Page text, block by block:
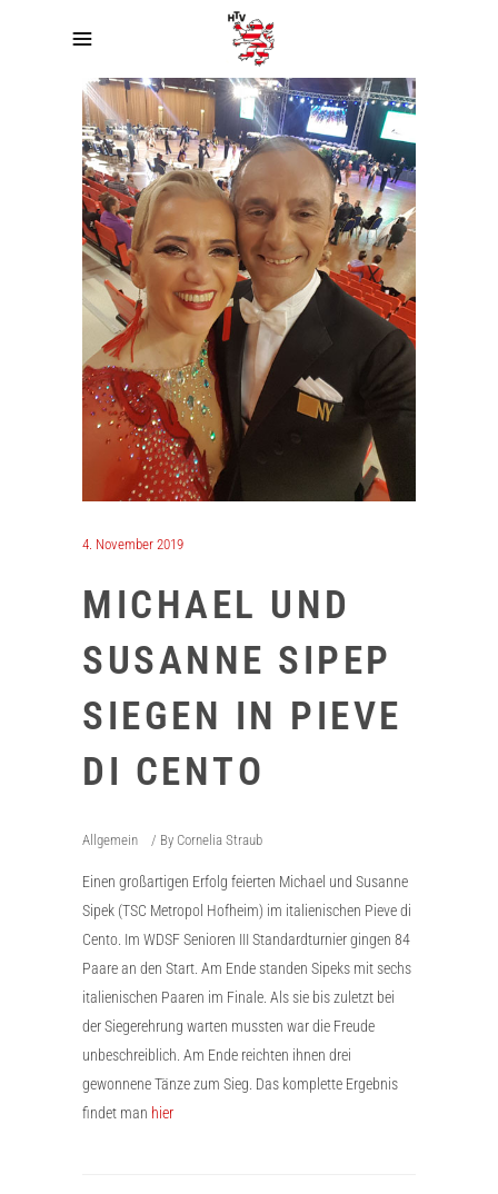
4. November 2019
MICHAEL UND
SUSANNE SIPEP
SIEGEN IN PIEVE
DI CENTO
Allgemein By Cornelia Straub
Einen großartigen Erfolg feierten Michael und Susanne
Sipek (TSC Metropol Hofheim) im italienischen Pieve di
Cento. Im WDSF Senioren III Standardturnier gingen 84
Paare an den Start. Am Ende standen Sipeks mit sechs
italienischen Paaren im Finale. Als sie bis zuletzt bei
der Siegerehrung warten mussten war die Freude
unbeschreiblich. Am Ende reichten ihnen drei
gewonnene Tänze zum Sieg. Das komplette Ergebnis
findet man hier